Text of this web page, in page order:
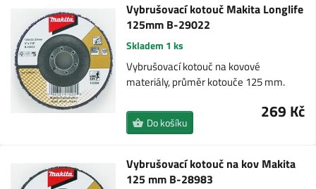
Vybrušovací kotouč Makita Longlife
125mm B-29022
Skladem 1 ks
Vybrušovací kotouč na kovové
materiály, průměr kotouče 125 mm.
269 Kč
Do košíku
Vybrušovací kotouč na kov Makita
125 mm B-28983